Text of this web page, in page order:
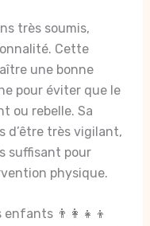
très soumis,
Cette
une bonne
pour éviter que le
ou rebelle. Sa
d’être très vigilant,
suffisant pour
physique.
👨‍👩‍👧‍👦